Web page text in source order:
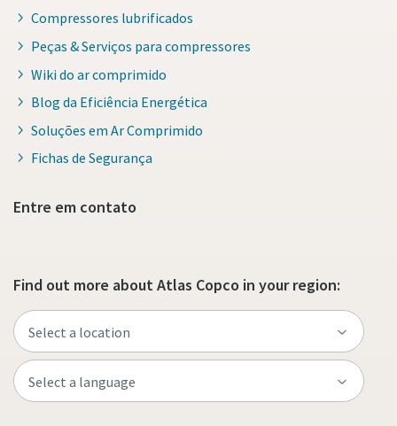
Compressores lubrificados
Peças & Serviços para compressores
Wiki do ar comprimido
Blog da Eficiência Energética
Soluções em Ar Comprimido
Fichas de Segurança
Entre em contato
Find out more about Atlas Copco in your region: